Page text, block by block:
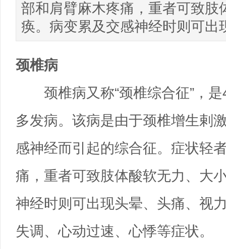
部和肩臂麻木疼痛，重者可致
痪。病变累及交感神经时则可
颈椎病
颈椎病又称“颈椎综合征”，
多发病。该病是由于颈椎增生剌
感神经而引起的综合征。症状轻
痛，重者可致肢体酸软无力、大
神经时则可出现头晕、头痛、视
失调、心动过速、心悸等症状。